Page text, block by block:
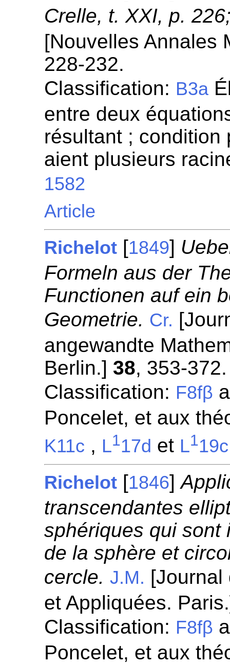
Crelle, t. XXI, p.
[Nouvelles Annales
228-232.
Classification: B3a
entre deux
résultant ; condition
aient plusieurs
1582
Article
Richelot [1849]
Formeln aus der
Functionen auf ein
Geometrie. Cr.
angewandte
Berlin.] 38, 353-372.
Classification: F8fβ
Poncelet, et aux
K11c , L117d et L119c
Richelot [1846]
transcendantes
sphériques qui sont
de la sphère et
cercle. J.M. [Journal
et Appliquées.
Classification: F8fβ
Poncelet, et aux